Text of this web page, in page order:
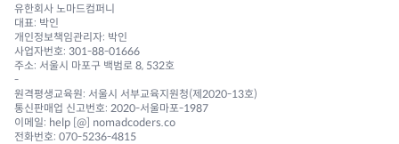
유한회사 노마드컴퍼니
대표: 박인
개인정보책임관리자: 박인
사업자번호: 301-88-01666
주소: 서울시 마포구 백범로 8, 532호
-
원격평생교육원: 서울시 서부교육지원청(제2020-13호)
통신판매업 신고번호: 2020-서울마포-1987
이메일: help [@] nomadcoders.co
전화번호: 070-5236-4815